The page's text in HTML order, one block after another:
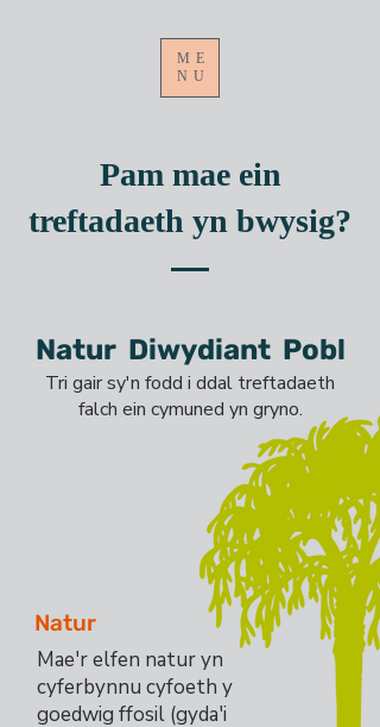
ME
NU
Pam mae ein
treftadaeth yn bwysig?
Mae'r elfen natur yn
cyferbynnu cyfoeth y
goedwig ffosil (gyda'i
Natur Diwydiant Pobl
Tri gair sy'n fodd i ddal treftadaeth
falch ein cymuned yn gryno.
Natur